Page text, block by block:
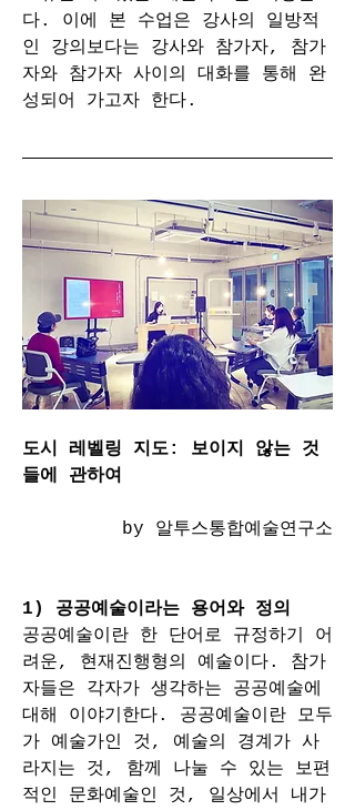
다. 이에 본 수업은 강사의 일방적
인 강의보다는 강사와 참가자, 참가
자와 참가자 사이의 대화를 통해 완
성되어 가고자 한다.
도시 레벨링 지도: 보이지 않는 것
들에 관하여
by 알투스통합예술연구소
1) 공공예술이라는 용어와 정의
공공예술이란 한 단어로 규정하기 어
려운, 현재진행형의 예술이다. 참가
자들은 각자가 생각하는 공공예술에
대해 이야기한다. 공공예술이란 모두
가 예술가인 것, 예술의 경계가 사
라지는 것, 함께 나눌 수 있는 보편
적인 문화예술인 것, 일상에서 내가